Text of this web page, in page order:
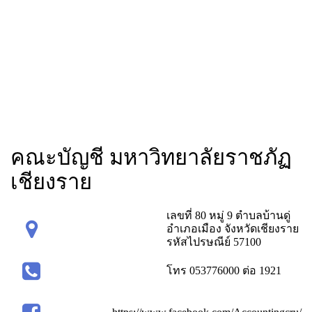
คณะบัญชี มหาวิทยาลัยราชภัฏ
เชียงราย
เลขที่ 80 หมู่ 9 ตำบลบ้านดู่
อำเภอเมือง จังหวัดเชียงราย
รหัสไปรษณีย์ 57100
โทร 053776000 ต่อ 1921